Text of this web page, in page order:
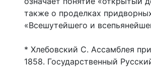
также о проделках
«Всешутейшего и
* Хлебовский С. Ассамблея
1858. Государственный